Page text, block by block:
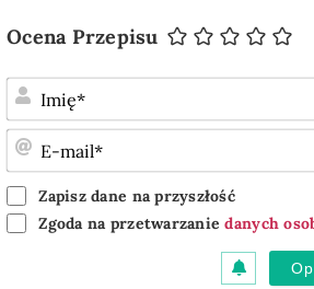
Ocena Przepisu
Zapisz dane na przyszłość
Zgoda na przetwarzaniedanych